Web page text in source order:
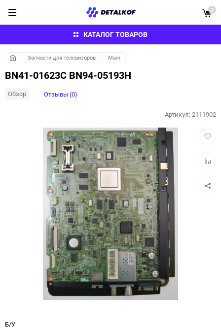
КАТАЛОГ ТОВАРОВ
0
Запчасти для телевизоров Main
BN41-01623C BN94-05193H
Обзор Отзывы (0)
Артикул:2111902
Б/У